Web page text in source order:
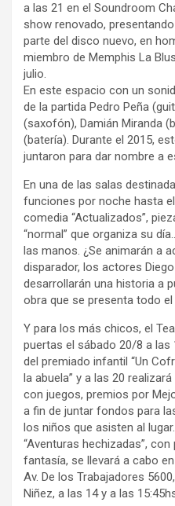
a las 21 en el Soundroom
show renovado,
parte del disco nuevo, en
miembro de Memphis La
julio.
En este espacio con un
de la partida Pedro Peña
(saxofón), Damián Miranda
(batería). Durante el 2015,
juntaron para dar nombre a
En una de las salas
funciones por noche hasta
comedia “Actualizados”,
“normal” que organiza su
las manos. ¿Se animarán a
disparador, los actores
desarrollarán una historia a
obra que se presenta todo
Y para los más chicos, el
puertas el sábado 20/8 a
del premiado infantil “Un
la abuela” y a las 20
con juegos, premios por
a fin de juntar fondos para
los niños que asisten al
“Aventuras hechizadas”,
fantasía, se llevará a cabo
Av. De los Trabajadores
Niñez, a las 14 y a las